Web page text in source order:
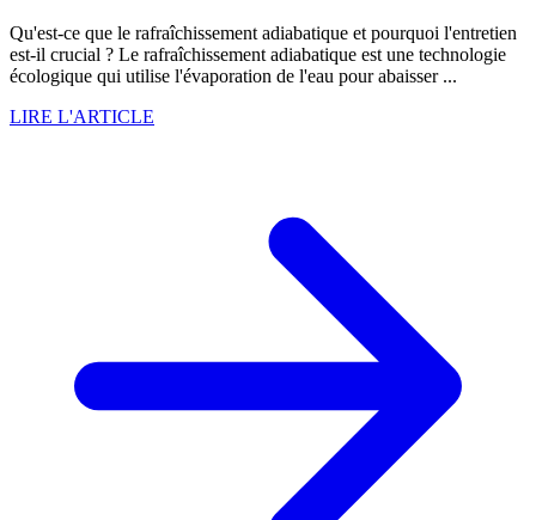
Qu'est-ce que le rafraîchissement adiabatique et pourquoi l'entretien
est-il crucial ? Le rafraîchissement adiabatique est une technologie
écologique qui utilise l'évaporation de l'eau pour abaisser ...
LIRE L'ARTICLE